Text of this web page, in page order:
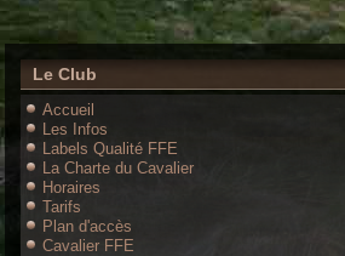
Le Club
Accueil
Les Infos
Labels Qualité FFE
La Charte du Cavalier
Horaires
Tarifs
Plan d'accès
Cavalier FFE